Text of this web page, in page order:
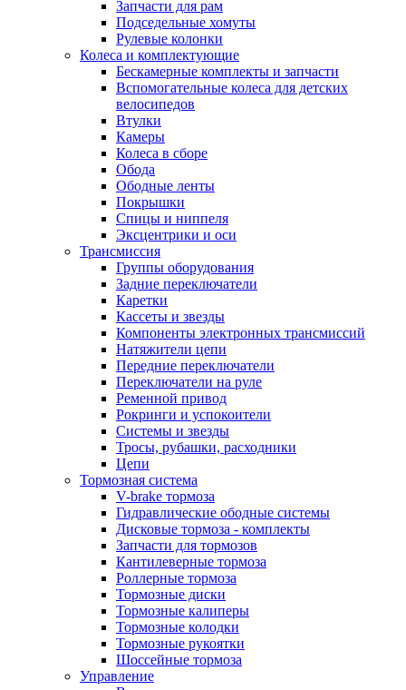
Запчасти для рам
Подседельные хомуты
Рулевые колонки
Колеса и комплектующие
Бескамерные комплекты и запчасти
Вспомогательные колеса для детских
велосипедов
Втулки
Камеры
Колеса в сборе
Обода
Ободные ленты
Покрышки
Спицы и ниппеля
Эксцентрики и оси
Трансмиссия
Группы оборудования
Задние переключатели
Каретки
Кассеты и звезды
Компоненты электронных трансмиссий
Натяжители цепи
Передние переключатели
Переключатели на руле
Ременной привод
Рокринги и успокоители
Системы и звезды
Тросы, рубашки, расходники
Цепи
Тормозная система
V-brake тормоза
Гидравлические ободные системы
Дисковые тормоза - комплекты
Запчасти для тормозов
Кантилеверные тормоза
Роллерные тормоза
Тормозные диски
Тормозные калиперы
Тормозные колодки
Тормозные рукоятки
Шоссейные тормоза
Управление